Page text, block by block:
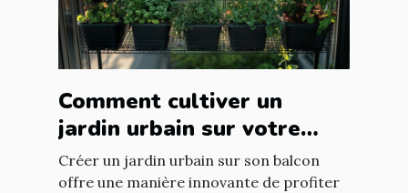
Comment cultiver un
jardin urbain sur votre
balcon
Créer un jardin urbain sur son balcon
offre une manière innovante de profiter